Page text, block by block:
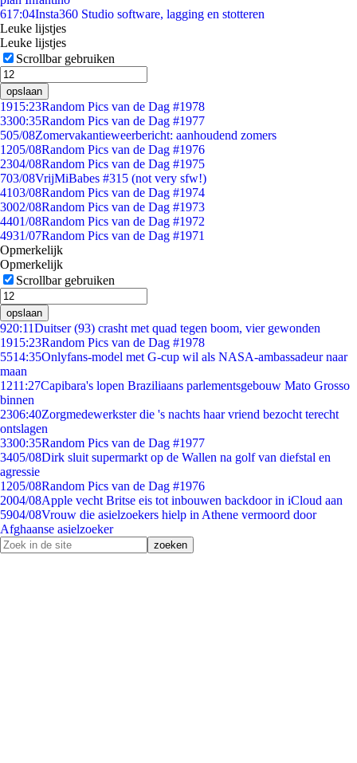
617:04Insta360 Studio software, lagging en stotteren
Leuke lijstjes
Leuke lijstjes
Scrollbar gebruiken
opslaan
1915:23Random Pics van de Dag #1978
3300:35Random Pics van de Dag #1977
505/08Zomervakantieweerbericht: aanhoudend zomers
1205/08Random Pics van de Dag #1976
2304/08Random Pics van de Dag #1975
703/08VrijMiBabes #315 (not very sfw!)
4103/08Random Pics van de Dag #1974
3002/08Random Pics van de Dag #1973
4401/08Random Pics van de Dag #1972
4931/07Random Pics van de Dag #1971
Opmerkelijk
Opmerkelijk
Scrollbar gebruiken
opslaan
920:11Duitser (93) crasht met quad tegen boom, vier gewonden
1915:23Random Pics van de Dag #1978
5514:35Onlyfans-model met G-cup wil als NASA-ambassadeur naar
maan
1211:27Capibara's lopen Braziliaans parlementsgebouw Mato Grosso
binnen
2306:40Zorgmedewerkster die 's nachts haar vriend bezocht terecht
ontslagen
3300:35Random Pics van de Dag #1977
3405/08Dirk sluit supermarkt op de Wallen na golf van diefstal en
agressie
1205/08Random Pics van de Dag #1976
2004/08Apple vecht Britse eis tot inbouwen backdoor in iCloud aan
5904/08Vrouw die asielzoekers hielp in Athene vermoord door
Afghaanse asielzoeker